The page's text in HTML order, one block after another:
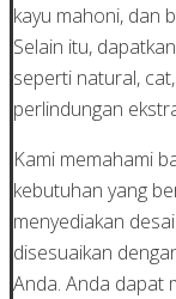
kayu mahoni, dan
Selain itu,
seperti natural,
perlindungan
Kami memahami
kebutuhan yang
menyediakan
disesuaikan
Anda. Anda dapat